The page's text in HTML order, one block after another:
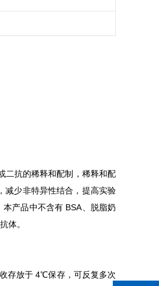
二抗的稀释和配制，稀释和配
减少非特异性结合，提高实验
产品中不含有 BSA、脱脂奶
体。
存放于 4℃保存，可反复多次